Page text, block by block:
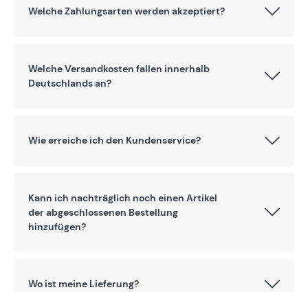
Welche Zahlungsarten werden akzeptiert?
Welche Versandkosten fallen innerhalb
Deutschlands an?
Wie erreiche ich den Kundenservice?
Kann ich nachträglich noch einen Artikel
der abgeschlossenen Bestellung
hinzufügen?
Wo ist meine Lieferung?